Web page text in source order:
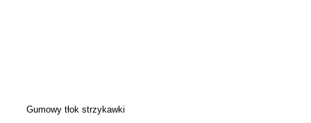
Gumowy tłok strzykawki